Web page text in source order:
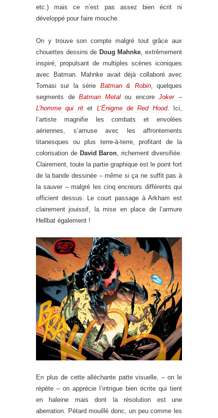
etc.) mais ce n’est pas assez bien écrit ni
développé pour faire mouche.
On y trouve son compte malgré tout grâce aux
chouettes dessins de Doug Mahnke , extrêmement
inspiré, propulsant de multiples scènes iconiques
avec Batman. Mahnke avait déjà collaboré avec
Tomasi sur la série Batman & Robin, quelques
segments deBatman Metalou encoreJoker –
L’homme qui ritet L’Énigme de Red Hood. Ici,
l’artiste magnifie les combats et envolées
aériennes, s’amuse avec les affrontements
titanesques ou plus terre-à-terre, profitant de la
colorisation de David Baron , richement diversifiée.
Clairement, toute la partie graphique est le point fort
de la bande dessinée – même si ça ne suffit pas à
la sauver – malgré les cinq encreurs différents qui
officient dessus. Le court passage à Arkham est
clairement jouissif, la mise en place de l’armure
Hellbat également !
En plus de cette alléchante patte visuelle, – on le
répète – on apprécie l’intrigue bien écrite qui tient
en haleine mais dont la résolution est une
aberration. Pétard mouillé donc, un peu comme les